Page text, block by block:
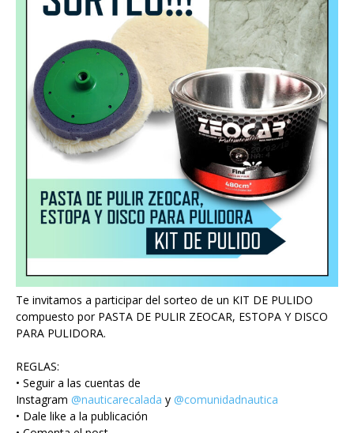
Te invitamos a participar del sorteo de un KIT DE PULIDO
compuesto por PASTA DE PULIR ZEOCAR, ESTOPA Y DISCO
PARA PULIDORA.
REGLAS:
• Seguir a las cuentas de
Instagram @nauticarecalada y @comunidadnautica
• Dale like a la publicación